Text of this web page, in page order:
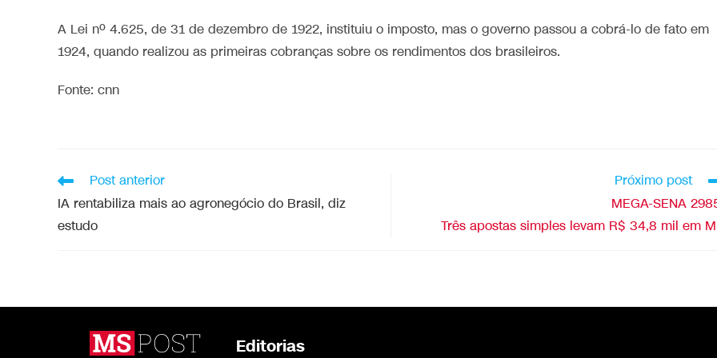
A Lei nº 4.625, de 31 de dezembro de 1922, instituiu o imposto, mas o governo passou a cobrá-lo de fato em
1924, quando realizou as primeiras cobranças sobre os rendimentos dos brasileiros.
Fonte: cnn
Post anterior
IA rentabiliza mais ao agronegócio do Brasil, diz
estudo
Próximo post
MEGA-SENA
Três apostas simples levam R$ 34,8 mil em
Editorias